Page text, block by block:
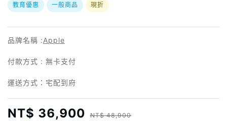
教育優惠 一般商品 現折
品牌名稱 :Apple
付款方式 : 無卡支付
運送方式：宅配到府
NT$ 36,900 NT$ 48,900